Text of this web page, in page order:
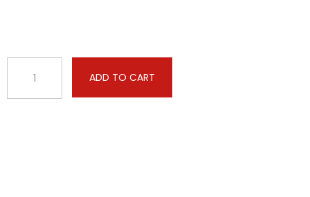
3
ADD TO CART